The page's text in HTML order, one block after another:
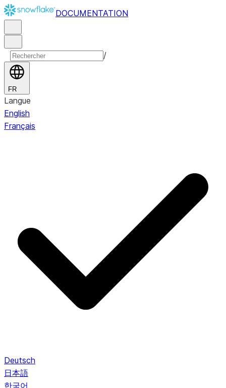
DOCUMENTATION
/
FR
Langue
English
Français
Deutsch
日本語
한국어